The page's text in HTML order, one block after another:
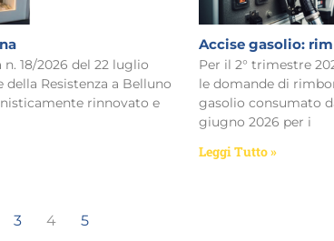
18/2026 del 22 luglio
della Resistenza a Belluno
rinnovato e
Accise gasolio:
Per il 2° trimestre
le domande di
gasolio consumato
giugno 2026 per i
Leggi Tutto »
3 4 5